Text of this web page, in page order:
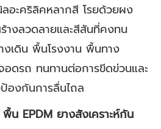
อะคริลิคหลากสี โรยด้วยผง
างลวดลายและสีสันที่คงทน
งเดิน พื้นโรงงาน พื้นทาง
อดรถ ทนทานต่อการขีดข่วนและ
องกันการลื่นไถล
น EPDM ยางสังเคราะห์กัน